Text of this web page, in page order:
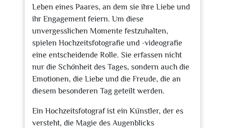
Leben eines Paares, an dem sie ihre Liebe und
ihr Engagement feiern. Um diese
unvergesslichen Momente festzuhalten,
spielen Hochzeitsfotografie und -videografie
eine entscheidende Rolle. Sie erfassen nicht
nur die Schönheit des Tages, sondern auch die
Emotionen, die Liebe und die Freude, die an
diesem besonderen Tag geteilt werden.
Ein Hochzeitsfotograf ist ein Künstler, der es
versteht, die Magie des Augenblicks